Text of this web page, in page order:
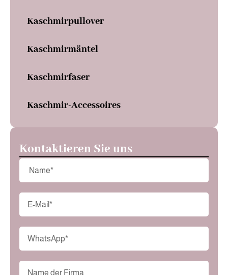
Kaschmirpullover
Kaschmirmäntel
Kaschmirfaser
Kaschmir-Accessoires
Kontaktieren Sie uns